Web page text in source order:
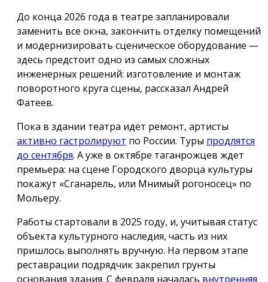
До конца 2026 года в театре запланировали
заменить все окна, закончить отделку помещений
и модернизировать сценическое оборудование —
здесь предстоит одно из самых сложных
инженерных решений: изготовление и монтаж
поворотного круга сцены, рассказал Андрей
Фатеев.
Пока в здании театра идёт ремонт, артисты
активно гастролируют по России. Туры продлятся
до сентября. А уже в октябре таганрожцев ждет
премьера: на сцене Городского дворца культуры
покажут «Сганарель, или Мнимый рогоносец» по
Мольеру.
Работы стартовали в 2025 году, и, учитывая статус
объекта культурного наследия, часть из них
пришлось выполнять вручную. На первом этапе
реставрации подрядчик закрепил грунты
основания здания. С февраля началась внутренняя